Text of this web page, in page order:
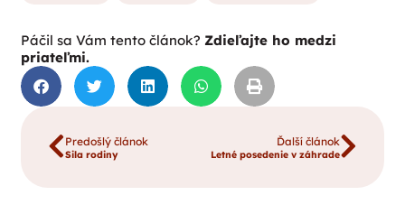
Páčil sa Vám tento článok? Zdieľajte ho medzi
priateľmi.
Predošlý článok
Sila rodiny
Ďalší článok
Letné posedenie v záhrade